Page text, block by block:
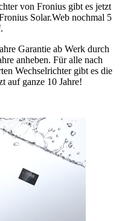
von Fronius gibt es jetzt
Solar.Web nochmal 5
Garantie ab Werk durch
anheben. Für alle nach
Wechselrichter gibt es die
auf ganze 10 Jahre!